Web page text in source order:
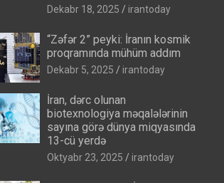
Dekabr 18, 2025 irantoday
“Zəfər 2” peyki: İranın kosmik
proqramında mühüm addım
Dekabr 5, 2025 irantoday
İran, dərc olunan
biotexnologiya məqalələrinin
sayına görə dünya miqyasında
13-cü yerdə
Oktyabr 23, 2025 irantoday